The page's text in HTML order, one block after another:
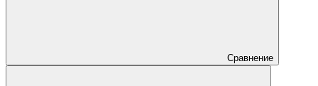
Сравнение